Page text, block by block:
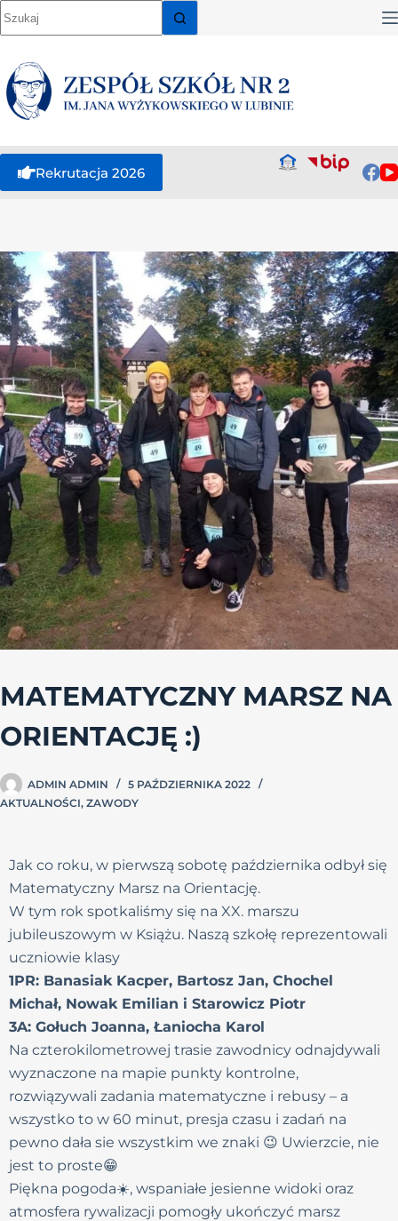
Rekrutacja 2026
MATEMATYCZNY MARSZ NA
ORIENTACJĘ :)
ADMIN ADMIN
5 PAŹDZIERNIKA 2022
AKTUALNOŚCI, ZAWODY
Jak co roku, w pierwszą sobotę października odbył się
Matematyczny Marsz na Orientację.
W tym rok spotkaliśmy się na XX. marszu
jubileuszowym w Książu. Naszą szkołę reprezentowali
uczniowie klasy
1PR: Banasiak Kacper, Bartosz Jan, Chochel
Michał, Nowak Emilian i Starowicz Piotr
3A: Gołuch Joanna, Łaniocha Karol
Na czterokilometrowej trasie zawodnicy odnajdywali
wyznaczone na mapie punkty kontrolne,
rozwiązywali zadania matematyczne i rebusy – a
wszystko to w 60 minut, presja czasu i zadań na
pewno dała sie wszystkim we znaki 😉 Uwierzcie, nie
jest to proste😁
Piękna pogoda☀️, wspaniałe jesienne widoki oraz
atmosfera rywalizacji pomogły ukończyć marsz